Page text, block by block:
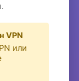
VPN
или